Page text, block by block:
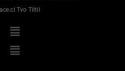
Tvo Tiltil